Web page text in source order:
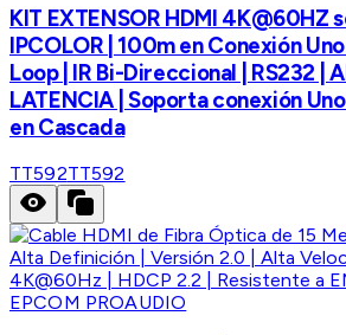
KIT EXTENSOR HDMI 4K@60HZ
IPCOLOR | 100m en Conexión
Loop | IR Bi-Direccional | RS232 |
LATENCIA | Soporta conexión
en Cascada
TT592TT592
EPCOM PROAUDIO